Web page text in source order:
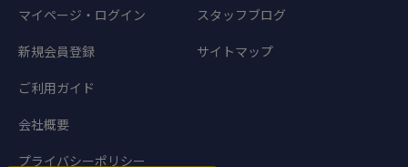
マイページ・ログイン
新規会員登録
ご利用ガイド
会社概要
プライバシーポリシー
スタッフブログ
サイトマップ